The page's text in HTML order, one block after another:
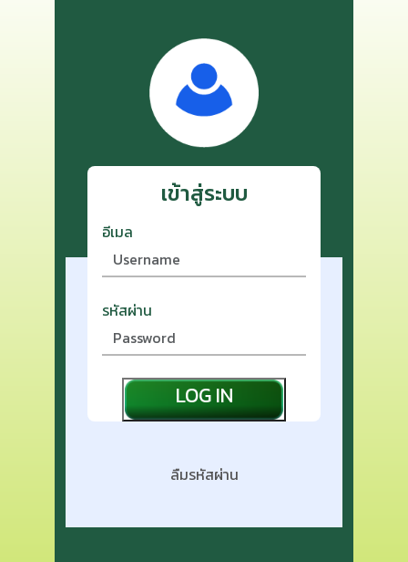
เข้าสู่ระบบ
อีเมล
รหัสผ่าน
LOG IN
ลืมรหัสผ่าน